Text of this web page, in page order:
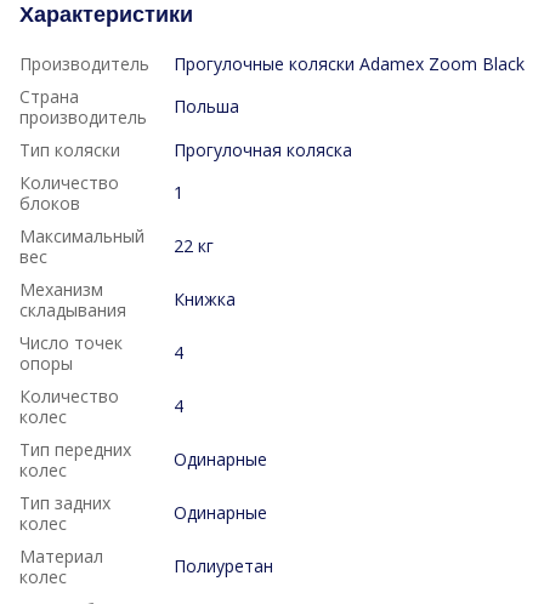
Характеристики
Производитель
Прогулочные коляски Adamex Zoom Black
Страна
производитель
Польша
Тип коляски
Прогулочная коляска
Количество
блоков
1
Максимальный
вес
22 кг
Механизм
складывания
Книжка
Число точек
опоры
4
Количество
колес
4
Тип передних
колес
Одинарные
Тип задних
колес
Одинарные
Материал
колес
Полиуретан